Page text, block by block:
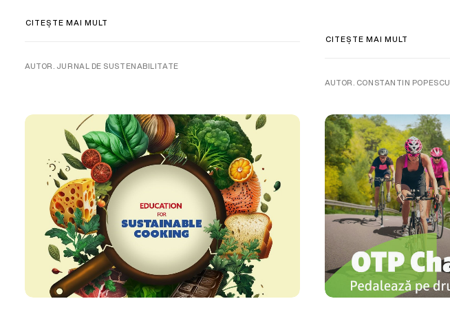
CITEȘTE MAI MULT
AUTOR. JURNAL DE SUSTENABILITATE
CITEȘTE MAI MULT
AUTOR. CONSTANTIN POPESCU